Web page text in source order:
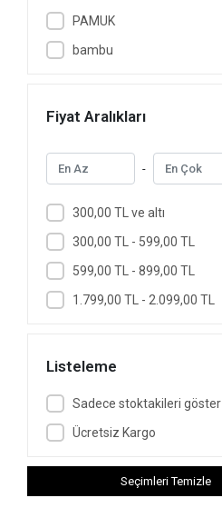
PAMUK
bambu
Fiyat Aralıkları
-
300,00 TL ve altı
300,00 TL - 599,00 TL
599,00 TL - 899,00 TL
1.799,00 TL - 2.099,00 TL
Listeleme
Sadece stoktakileri göster
Ücretsiz Kargo
Seçimleri Temizle